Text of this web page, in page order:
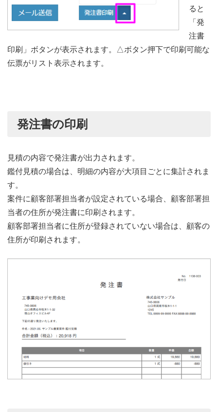
ると
「発
注書
印刷」ボタンが表示されます。△ボタン押下で印刷可能な
伝票がリスト表示されます。
発注書の印刷
見積の内容で発注書が出力されます。
鑑付見積の場合は、明細の内容が大項目ごとに集計されま
す。
案件に顧客部署担当者が設定されている場合、顧客部署担
当者の住所が発注書に印刷されます。
顧客部署担当者に住所が登録されていない場合は、顧客の
住所が印刷されます。